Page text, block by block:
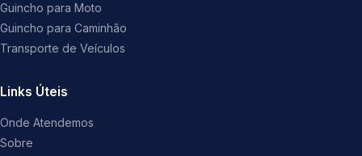
Guincho para Moto
Guincho para Caminhão
Transporte de Veículos
Links Úteis
Onde Atendemos
Sobre